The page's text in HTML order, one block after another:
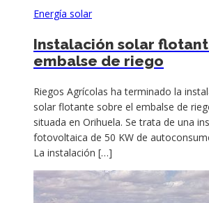
Energía solar
Instalación solar
embalse de riego
Riegos Agrícolas ha terminado la
solar flotante sobre el embalse de
situada en Orihuela. Se trata de una
fotovoltaica de 50 KW de
La instalación […]